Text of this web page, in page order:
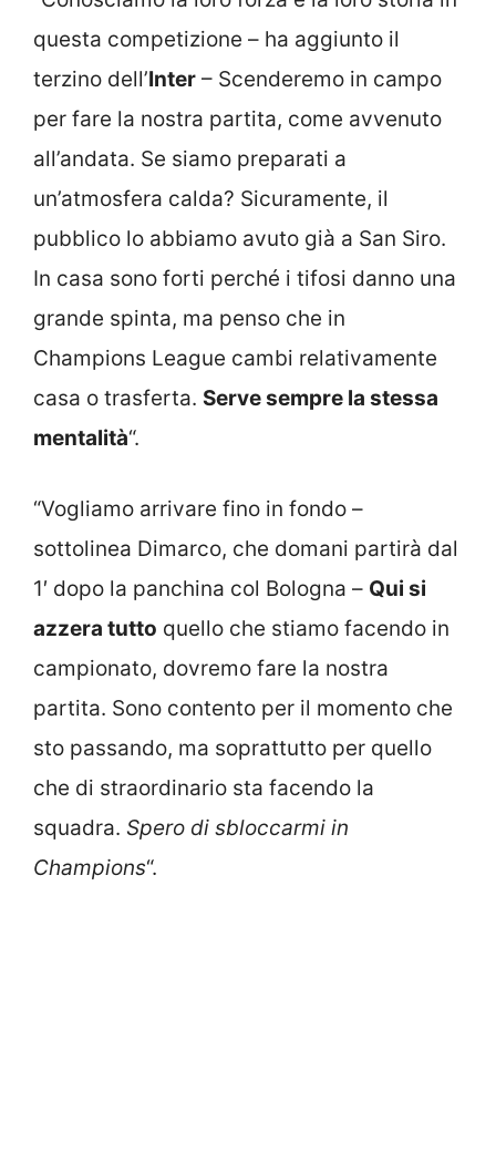
questa competizione – ha aggiunto il
terzino dell’Inter – Scenderemo in campo
per fare la nostra partita, come avvenuto
all’andata. Se siamo preparati a
un’atmosfera calda? Sicuramente, il
pubblico lo abbiamo avuto già a San Siro.
In casa sono forti perché i tifosi danno una
grande spinta, ma penso che in
Champions League cambi relativamente
casa o trasferta. Serve sempre la stessa
mentalità“.
“Vogliamo arrivare fino in fondo –
sottolinea Dimarco, che domani partirà dal
1′ dopo la panchina col Bologna – Qui si
azzera tutto quello che stiamo facendo in
campionato, dovremo fare la nostra
partita. Sono contento per il momento che
sto passando, ma soprattutto per quello
che di straordinario sta facendo la
squadra. Spero di sbloccarmi in
Champions“.